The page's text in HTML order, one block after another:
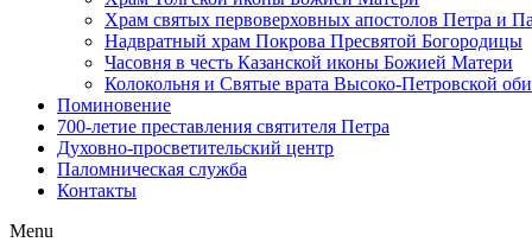
Храм святых первоверховных апостолов Петра и
Надвратный храм Покрова Пресвятой Богородицы
Часовня в честь Казанской иконы Божией Матери
Колокольня и Святые врата Высоко-Петровской
Поминовение
700-летие преставления святителя Петра
Духовно-просветительский центр
Паломническая служба
Контакты
Menu